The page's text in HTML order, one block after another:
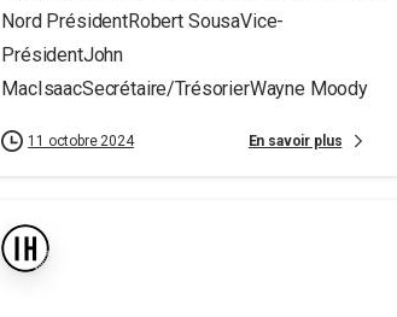
Nord PrésidentRobert SousaVice-
PrésidentJohn
MacIsaacSecrétaire/TrésorierWayne Moody
11 octobre 2024 En savoir plus